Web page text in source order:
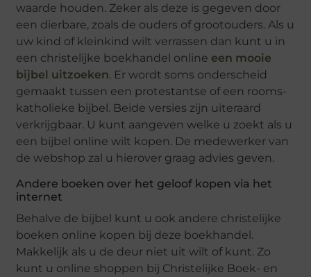
waarde houden. Zeker als deze is gegeven door
een dierbare, zoals de ouders of grootouders. Als u
uw kind of kleinkind wilt verrassen dan kunt u in
een christelijke boekhandel online een mooie
bijbel uitzoeken. Er wordt soms onderscheid
gemaakt tussen een protestantse of een rooms-
katholieke bijbel. Beide versies zijn uiteraard
verkrijgbaar. U kunt aangeven welke u zoekt als u
een bijbel online wilt kopen. De medewerker van
de webshop zal u hierover graag advies geven.
Andere boeken over het geloof kopen via het
internet
Behalve de bijbel kunt u ook andere christelijke
boeken online kopen bij deze boekhandel.
Makkelijk als u de deur niet uit wilt of kunt. Zo
kunt u online shoppen bij Christelijke Boek- en